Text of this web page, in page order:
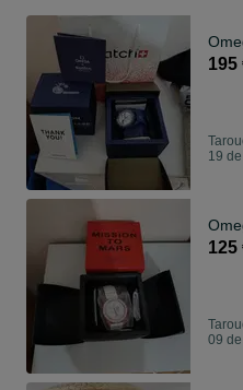
195
19
125
09